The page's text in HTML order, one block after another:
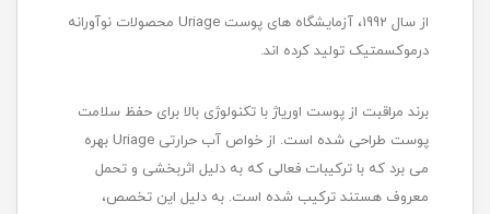
از سال 1992، آزمایشگاه های پوست Uriage محصولات نوآورانه
درموکسمتیک تولید کرده اند.
برند مراقبت از پوست اوریاژ با تکنولوژی بالا برای حفظ سلامت
پوست طراحی شده است. از خواص آب حرارتی Uriage بهره
می برد که با ترکیبات فعالی که به دلیل اثربخشی و تحمل
معروف هستند ترکیب شده است. به دلیل این تخصص،